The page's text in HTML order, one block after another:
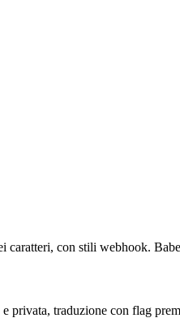
caratteri, con stili webhook.
privata, traduzione con flag